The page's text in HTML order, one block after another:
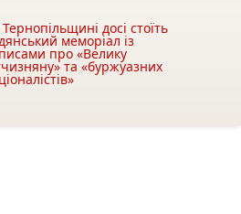
досі стоїть
меморіал із
про «Велику
та «буржуазних